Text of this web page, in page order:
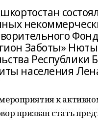
Заботы»
Республики
населения
к
призван стать